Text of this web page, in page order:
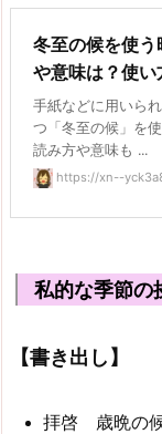
冬至の候を使
や意味は？使い
手紙などに用いら
つ「冬至の候」を
読み方や意味も ...
https://xn--
私的な季節の
【書き出し】
拝啓 歳晩の候